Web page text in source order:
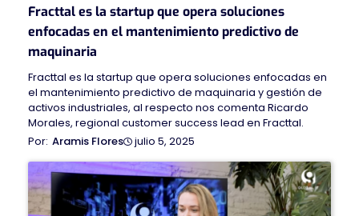
Fracttal es la startup que opera soluciones
enfocadas en el mantenimiento predictivo de
maquinaria
Fracttal es la startup que opera soluciones enfocadas en
el mantenimiento predictivo de maquinaria y gestión de
activos industriales, al respecto nos comenta Ricardo
Morales, regional customer success lead en Fracttal.
Aramis Flores
julio 5, 2025